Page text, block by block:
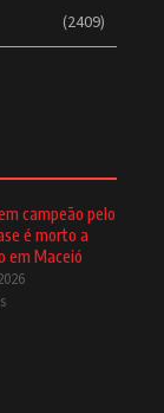
(2409)
campeão pelo
é morto a
em Maceió